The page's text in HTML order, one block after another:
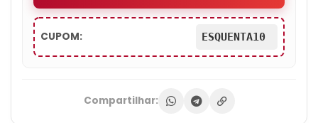
CUPOM: ESQUENTA10
Compartilhar: